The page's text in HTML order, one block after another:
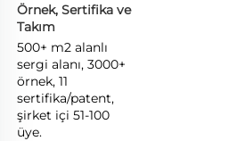
Örnek, Sertifika ve
Takım
500+ m2 alanlı
sergi alanı, 3000+
örnek, 11
sertifika/patent,
şirket içi 51-100
üye.